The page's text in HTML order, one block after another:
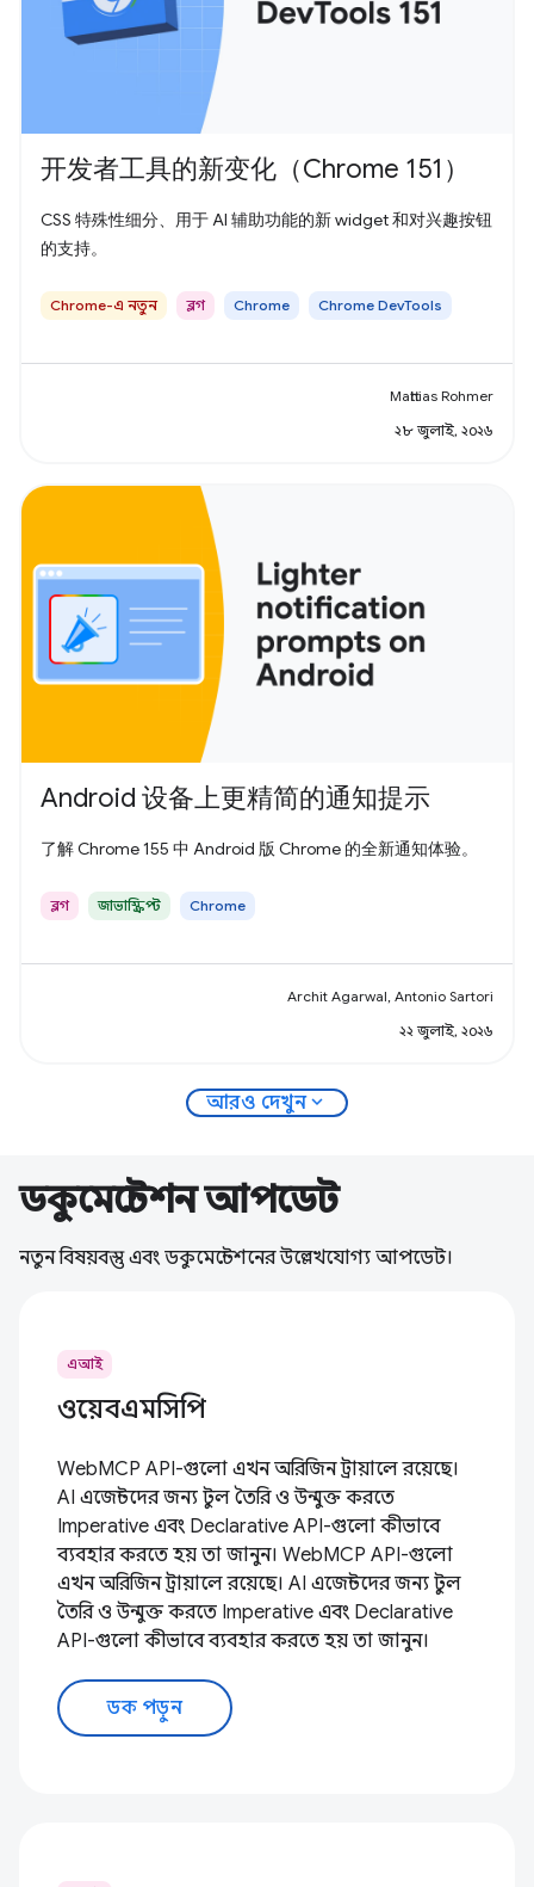
开发者工具的新变化（Chrome 151）
CSS 特殊性细分、用于 AI 辅助功能的新 widget 和对兴趣按钮
的支持。
Chrome-এ নতুন ব্লগ Chrome Chrome DevTools
Matthias Rohmer
২৮ জুলাই, ২০২৬
Android 设备上更精简的通知提示
了解 Chrome 155 中 Android 版 Chrome 的全新通知体验。
ব্লগ জাভাস্ক্রিপ্ট Chrome
Archit Agarwal, Antonio Sartori
২২ জুলাই, ২০২৬
আরও দেখুনexpand_more
ডকুমেন্টেশন আপডেট
নতুন বিষয়বস্তু এবং ডকুমেন্টেশনের উল্লেখযোগ্য আপডেট।
এআই
ওয়েবএমসিপি
WebMCP API-গুলো এখন অরিজিন ট্রায়ালে রয়েছে।
AI এজেন্টদের জন্য টুল তৈরি ও উন্মুক্ত করতে
Imperative এবং Declarative API-গুলো কীভাবে
ব্যবহার করতে হয় তা জানুন। WebMCP API-গুলো
এখন অরিজিন ট্রায়ালে রয়েছে। AI এজেন্টদের জন্য টুল
তৈরি ও উন্মুক্ত করতে Imperative এবং Declarative
API-গুলো কীভাবে ব্যবহার করতে হয় তা জানুন।
ডক পড়ুন